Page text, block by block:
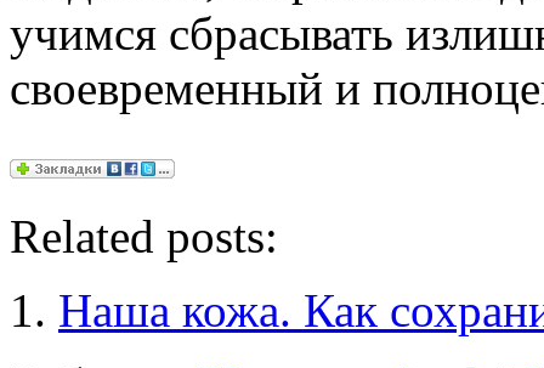
учимся сбрасывать
своевременный и
Related posts:
Наша кожа. Как